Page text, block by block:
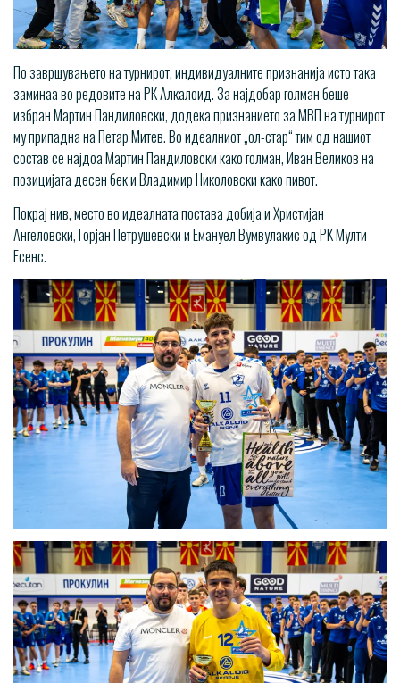
По завршувањето на турнирот, индивидуалните признанија исто така
заминаа во редовите на РК Алкалоид. За најдобар голман беше
избран Мартин Пандиловски, додека признанието за МВП на турнирот
му припадна на Петар Митев. Во идеалниот „ол-стар“ тим од нашиот
состав се најдоа Мартин Пандиловски како голман, Иван Великов на
позицијата десен бек и Владимир Николовски како пивот.
Покрај нив, место во идеалната постава добија и Христијан
Ангеловски, Горјан Петрушевски и Емануел Вумвулакис од РК Мулти
Есенс.